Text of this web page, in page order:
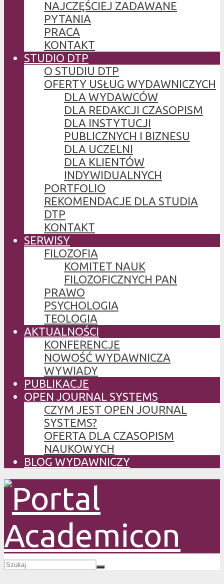
NAJCZĘŚCIEJ ZADAWANE
PYTANIA
PRACA
KONTAKT
STUDIO DTP
O STUDIU DTP
OFERTY USŁUG WYDAWNICZYCH
DLA WYDAWCÓW
DLA REDAKCJI CZASOPISM
DLA INSTYTUCJI
PUBLICZNYCH I BIZNESU
DLA UCZELNI
DLA KLIENTÓW
INDYWIDUALNYCH
PORTFOLIO
REKOMENDACJE DLA STUDIA
DTP
KONTAKT
SERWISY
FILOZOFIA
KOMITET NAUK
FILOZOFICZNYCH PAN
PRAWO
PSYCHOLOGIA
TEOLOGIA
AKTUALNOŚCI
KONFERENCJE
NOWOŚĆ WYDAWNICZA
WYWIADY
PUBLIKACJE
OPEN JOURNAL SYSTEMS
CZYM JEST OPEN JOURNAL
SYSTEMS?
OFERTA DLA CZASOPISM
NAUKOWYCH
BLOG WYDAWNICZY